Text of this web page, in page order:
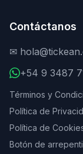
Contáctanos
✉
+54 9 3487
Términos y
Política de
Política de
Botón de